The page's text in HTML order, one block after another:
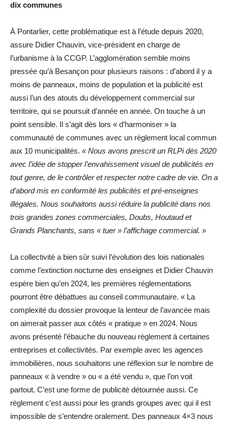
dix communes
À Pontarlier, cette problématique est à l’étude depuis 2020,
assure Didier Chauvin, vice-président en charge de
l’urbanisme à la CCGP. L’agglomération semble moins
pressée qu’à Besançon pour plusieurs raisons : d’abord il y a
moins de panneaux, moins de population et la publicité est
aussi l’un des atouts du développement commercial sur
territoire, qui se poursuit d’année en année. On touche à un
point sensible. Il s’agit dès lors « d’harmoniser » la
communauté de communes avec un règlement local commun
aux 10 municipalités. « Nous avons prescrit un RLPi dès 2020
avec l’idée de stopper l’envahissement visuel de publicités en
tout genre, de le contrôler et respecter notre cadre de vie. On a
d’abord mis en conformité les publicités et pré-enseignes
illégales. Nous souhaitons aussi réduire la publicité dans nos
trois grandes zones commerciales, Doubs, Houtaud et
Grands Planchants, sans « tuer » l’affichage commercial. »
La collectivité a bien sûr suivi l’évolution des lois nationales
comme l’extinction nocturne des enseignes et Didier Chauvin
espère bien qu’en 2024, les premières réglementations
pourront être débattues au conseil communautaire. « La
complexité du dossier provoque la lenteur de l’avancée mais
on aimerait passer aux côtés « pratique » en 2024. Nous
avons présenté l’ébauche du nouveau règlement à certaines
entreprises et collectivités. Par exemple avec les agences
immobilières, nous souhaitons une réflexion sur le nombre de
panneaux « à vendre » ou « a été vendu », que l’on voit
partout. C’est une forme de publicité détournée aussi. Ce
règlement c’est aussi pour les grands groupes avec qui il est
impossible de s’entendre oralement. Des panneaux 4×3 nous